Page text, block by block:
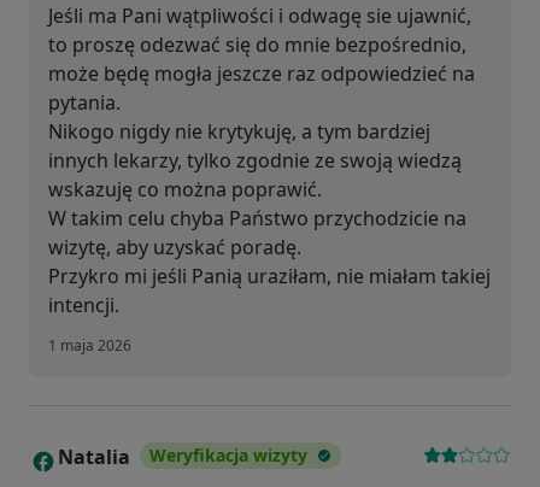
Jeśli ma Pani wątpliwości i odwagę sie ujawnić,
to proszę odezwać się do mnie bezpośrednio,
może będę mogła jeszcze raz odpowiedzieć na
pytania.
Nikogo nigdy nie krytykuję, a tym bardziej
innych lekarzy, tylko zgodnie ze swoją wiedzą
wskazuję co można poprawić.
W takim celu chyba Państwo przychodzicie na
wizytę, aby uzyskać poradę.
Przykro mi jeśli Panią uraziłam, nie miałam takiej
intencji.
1 maja 2026
N Natalia Weryfikacja wizyty